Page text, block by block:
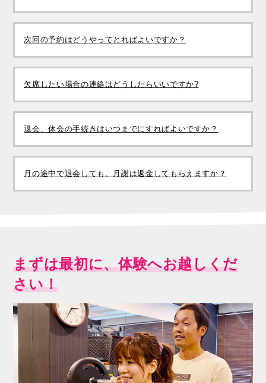
次回の予約はどうやってとればよいですか？
欠席したい場合の連絡はどうしたらいいですか?
退会、休会の手続きはいつまでにすればよいですか？
月の途中で退会しても、月謝は返金してもらえますか？
まずは最初に、体験へお越しくだ
さい！